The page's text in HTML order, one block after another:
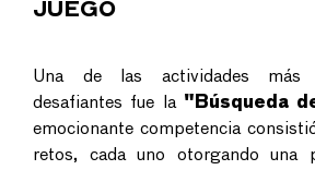
JUEGO
Una de las actividades más
desafiantes fue la "Búsqueda
emocionante competencia
retos, cada uno otorgando una